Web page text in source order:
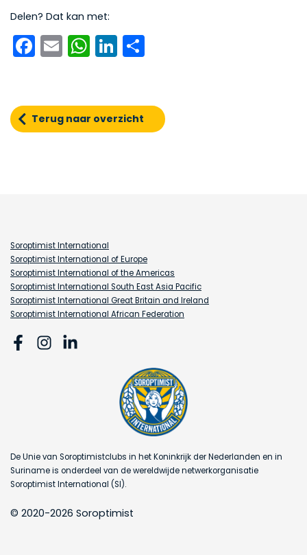
Delen? Dat kan met:
Facebook
EmailWhatsApp
LinkedIn
Terug naar overzicht
Soroptimist International
Soroptimist International of Europe
Soroptimist International of the Americas
Soroptimist International South East Asia Pacific
Soroptimist International Great Britain and Ireland
Soroptimist International African Federation
De Unie van Soroptimistclubs in het Koninkrijk der Nederlanden en in
Suriname is onderdeel van de wereldwijde netwerkorganisatie
Soroptimist International (SI).
© 2020-2026 Soroptimist